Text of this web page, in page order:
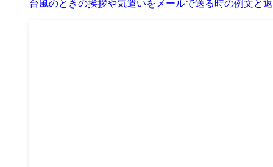
台風のときの挨拶や気遣いをメールで送る時の例文と